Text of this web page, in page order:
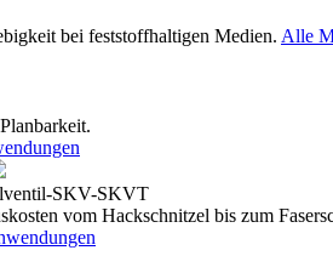
bei feststoffhaltigen Medien. Alle
vom Hackschnitzel bis zum